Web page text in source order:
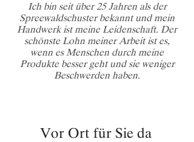
Ich bin seit über 25 Jahren als der
Spreewaldschuster bekannt und mein
Handwerk ist meine Leidenschaft. Der
schönste Lohn meiner Arbeit ist es,
wenn es Menschen durch meine
Produkte besser geht und sie weniger
Beschwerden haben.
Vor Ort für Sie da